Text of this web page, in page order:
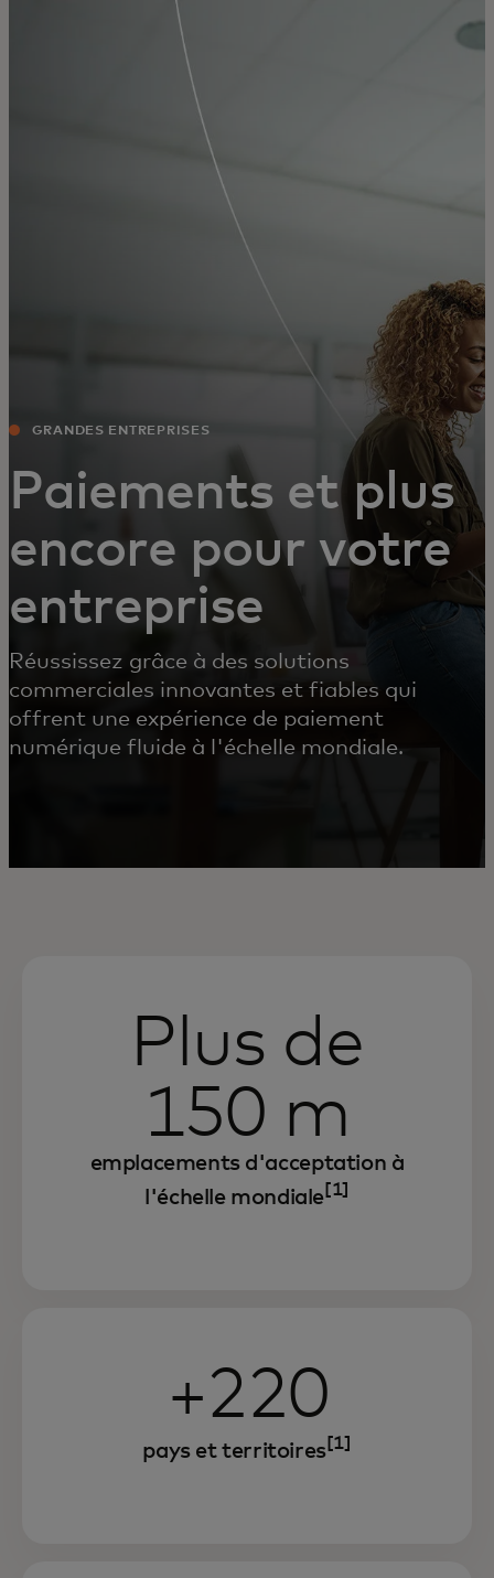
Pour les professionnels
Pour le monde
Pour les innovateurs
Actualités et tendances
GRANDES ENTREPRISES
Paiements et plus
encore pour votre
entreprise
Réussissez grâce à des solutions
commerciales innovantes et fiables qui
offrent une expérience de paiement
numérique fluide à l'échelle mondiale.
Plus de
150 m
emplacements d'acceptation à
l'échelle mondiale[1]
+220
pays et territoires [1]